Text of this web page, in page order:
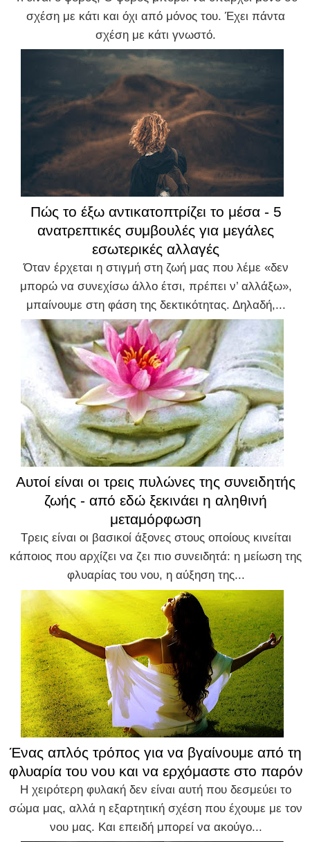
σχέση με κάτι και όχι από μόνος του. Έχει πάντα
σχέση με κάτι γνωστό.
Πώς το έξω αντικατοπτρίζει το μέσα - 5
ανατρεπτικές συμβουλές για μεγάλες
εσωτερικές αλλαγές
Όταν έρχεται η στιγμή στη ζωή μας που λέμε «δεν
μπορώ να συνεχίσω άλλο έτσι, πρέπει ν’ αλλάξω»,
μπαίνουμε στη φάση της δεκτικότητας. Δηλαδή,...
Αυτοί είναι οι τρεις πυλώνες της συνειδητής
ζωής - από εδώ ξεκινάει η αληθινή
μεταμόρφωση
Τρεις είναι οι βασικοί άξονες στους οποίους κινείται
κάποιος που αρχίζει να ζει πιο συνειδητά: η μείωση της
φλυαρίας του νου, η αύξηση της...
Ένας απλός τρόπος για να βγαίνουμε από τη
φλυαρία του νου και να ερχόμαστε στο παρόν
Η χειρότερη φυλακή δεν είναι αυτή που δεσμεύει το
σώμα μας, αλλά η εξαρτητική σχέση που έχουμε με τον
νου μας. Και επειδή μπορεί να ακούγο...